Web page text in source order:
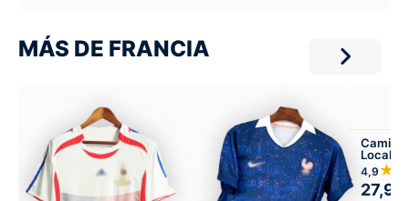
MÁS DE FRANCIA
Local
4,9
27,99